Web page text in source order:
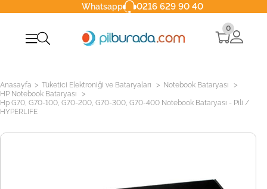
Whatsapp 0216 629 90 40
0
Anasayfa > Tüketici Elektroniği ve Bataryaları > Notebook Bataryası >
HP Notebook Bataryası >
Hp G70, G70-100, G70-200, G70-300, G70-400 Notebook Bataryası - Pili /
HYPERLIFE